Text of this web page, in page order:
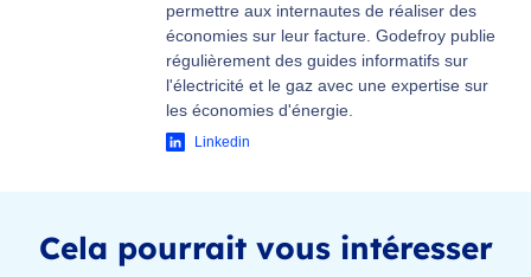
permettre aux internautes de réaliser des
économies sur leur facture. Godefroy publie
régulièrement des guides informatifs sur
l'électricité et le gaz avec une expertise sur
les économies d'énergie.
Linkedin
Cela pourrait vous intéresser